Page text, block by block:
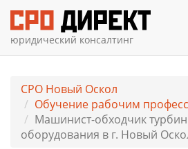
юридический консалтинг
СРО Новый Оскол
Обучение рабочим
Машинист-обходчик
оборудования в г. Новый